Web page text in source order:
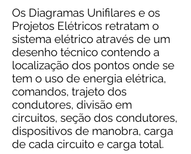
Os Diagramas Unifilares e os
Projetos Elétricos retratam o
sistema elétrico através de um
desenho técnico contendo a
localização dos pontos onde se
tem o uso de energia elétrica,
comandos, trajeto dos
condutores, divisão em
circuitos, seção dos condutores,
dispositivos de manobra, carga
de cada circuito e carga total.